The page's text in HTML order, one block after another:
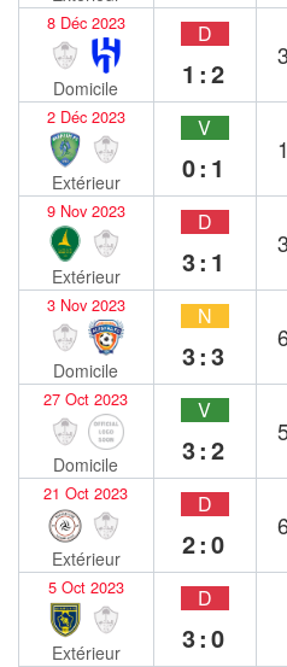
8 Déc 2023
Domicile
D
1:2
2 Déc 2023
Extérieur
V
0:1
9 Nov 2023
Extérieur
D
3:1
3 Nov 2023
Domicile
N
3:3
27 Oct 2023
Domicile
V
3:2
21 Oct 2023
Extérieur
D
2:0
5 Oct 2023
Extérieur
D
3:0